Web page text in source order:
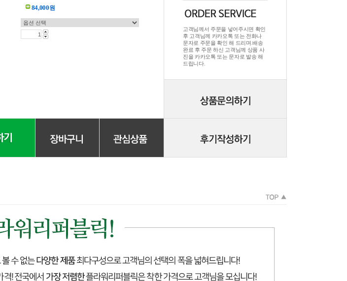
84,000원
고객님께서 주문을 넣어주시면 확인
후 고객님께 카카오톡 또는 전화나
문자로 주문을 확인 해 드리며.배송
완료 후 주문 하신 고객님께 상품 사
진을 카카오톡 또는 문자로 발송 해
드립니다.